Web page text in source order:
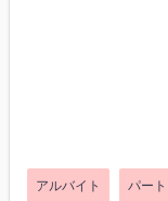
アルバイト パート